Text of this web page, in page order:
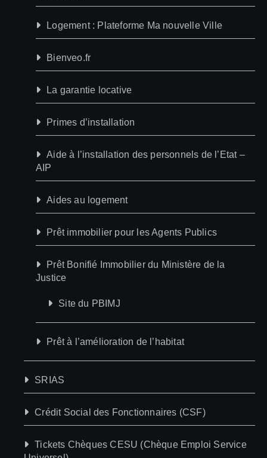
Logement : Plateforme Ma nouvelle Ville
Bienveo.fr
La garantie locative
Primes d’installation
Aide à l’installation des personnels de l’Etat –
AIP
Aides au logement
Prêt immobilier pour les Agents Publics
Prêt Bonifié Immobilier du Ministère de la
Justice
Site du PBIMJ
Prêt à l’amélioration de l’habitat
SRIAS
Crédit Social des Fonctionnaires (CSF)
Tickets Chèques CESU (Chèque Emploi Service